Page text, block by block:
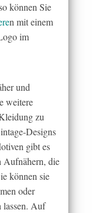
können Sie
n mit einem
im
und
weitere
zu
Designs
gibt es
Aufnähern, die
können sie
oder
lassen. Auf